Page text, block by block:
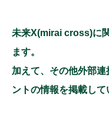
未来X(mirai cross)に
ます。
加えて、その他外部
ントの情報を掲載して